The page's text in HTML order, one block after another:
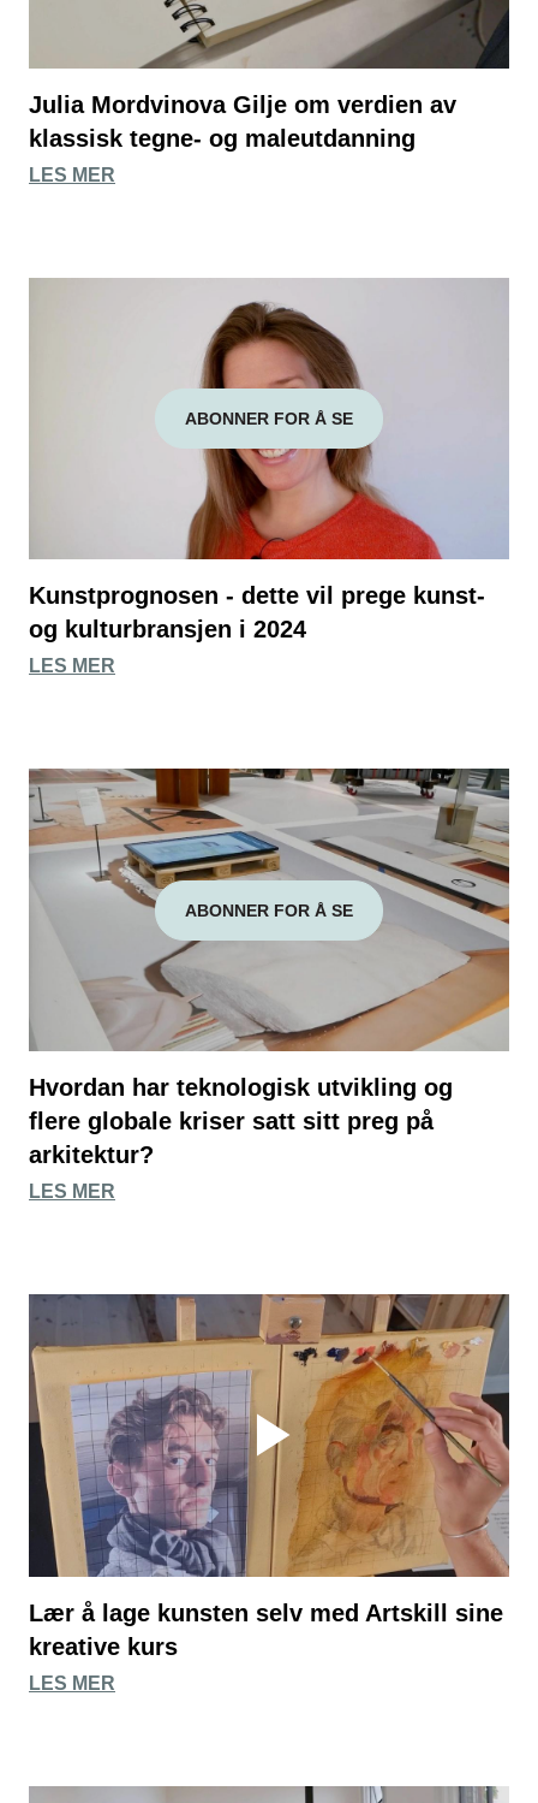
Julia Mordvinova Gilje om verdien av
klassisk tegne- og maleutdanning
LES MER
ABONNER FOR Å SE
Kunstprognosen - dette vil prege kunst-
og kulturbransjen i 2024
LES MER
ABONNER FOR Å SE
Hvordan har teknologisk utvikling og
flere globale kriser satt sitt preg på
arkitektur?
LES MER
Lær å lage kunsten selv med Artskill sine
kreative kurs
LES MER